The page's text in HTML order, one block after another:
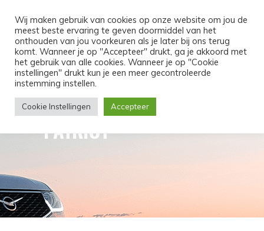
MENU
PATRIOT
Wij maken gebruik van cookies op onze website om jou de
meest beste ervaring te geven doormiddel van het
onthouden van jou voorkeuren als je later bij ons terug
komt. Wanneer je op "Accepteer" drukt, ga je akkoord met
het gebruik van alle cookies. Wanneer je op "Cookie
instellingen" drukt kun je een meer gecontroleerde
instemming instellen.
Cookie Instellingen Accepteer